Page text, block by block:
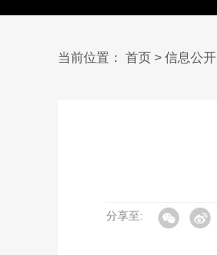
当前位置： 首页 > 信息公开
分享至: